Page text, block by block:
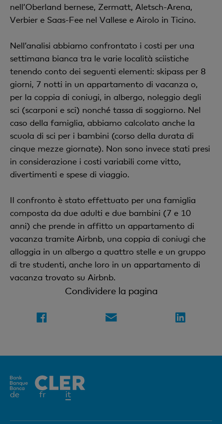
nell’Oberland bernese, Zermatt, Aletsch-Arena,
Verbier e Saas-Fee nel Vallese e Airolo in Ticino.
Nell’analisi abbiamo confrontato i costi per una
settimana bianca tra le varie località sciistiche
tenendo conto dei seguenti elementi: skipass per 8
giorni, 7 notti in un appartamento di vacanza o,
per la coppia di coniugi, in albergo, noleggio degli
sci (scarponi e sci) nonché tassa di soggiorno. Nel
caso della famiglia, abbiamo calcolato anche la
scuola di sci per i bambini (corso della durata di
cinque mezze giornate). Non sono invece stati presi
in considerazione i costi variabili come vitto,
divertimenti e spese di viaggio.
Il confronto è stato effettuato per una famiglia
composta da due adulti e due bambini (7 e 10
anni) che prende in affitto un appartamento di
vacanza tramite Airbnb, una coppia di coniugi che
alloggia in un albergo a quattro stelle e un gruppo
di tre studenti, anche loro in un appartamento di
vacanza trovato su Airbnb.
Condividere la pagina
de fr itElemento